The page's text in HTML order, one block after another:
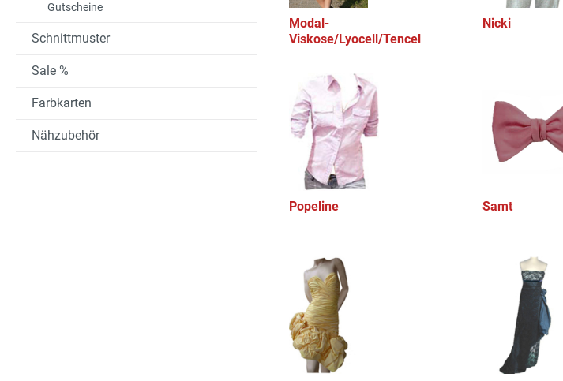
Gutscheine
Schnittmuster
Sale %
Farbkarten
Nähzubehör
Modal-
Viskose/Lyocell/Tencel
Nicki
Popeline Samt